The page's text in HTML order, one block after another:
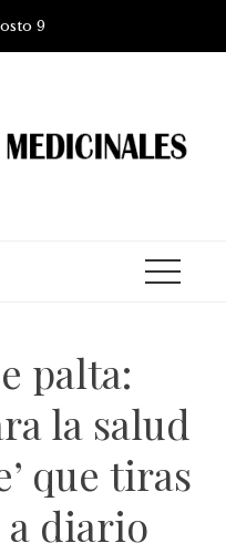
9
palta:
la salud
que tiras
a diario